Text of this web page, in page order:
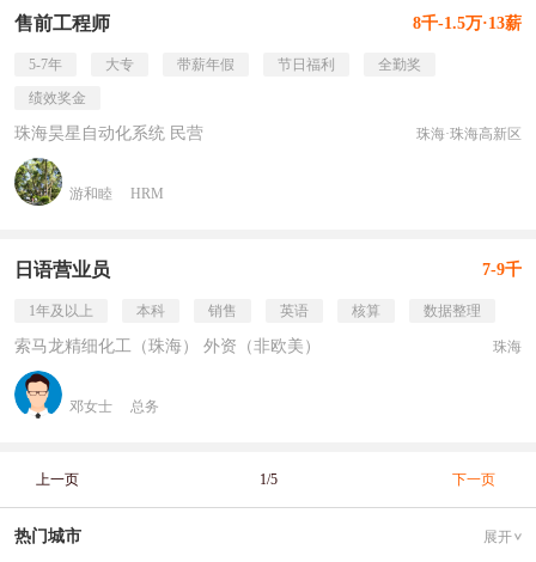
售前工程师 8千-1.5万·13薪
5-7年 大专 带薪年假 节日福利
全勤奖
绩效奖金
珠海昊星自动化系统 民营 珠海·珠海高新区
游和睦 HRM
日语营业员 7-9千
1年及以上 本科 销售 英语 核算 数据整理
索马龙精细化工（珠海） 外资（非欧美） 珠海
邓女士 总务
上一页 1/5 下一页
热门城市 展开